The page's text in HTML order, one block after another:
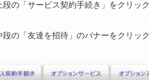
の「サービス契約手続き」をクリック
の「友達を招待」のバナーをクリック